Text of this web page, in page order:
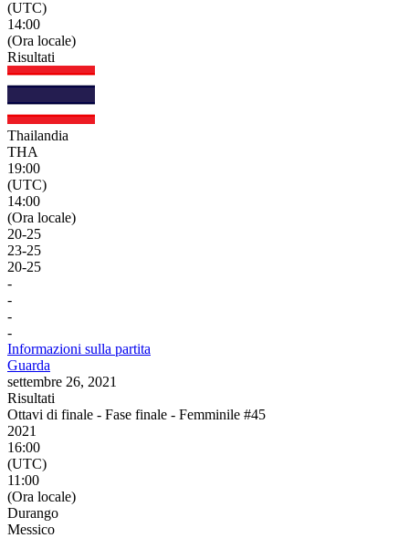
(UTC)
14:00
(Ora locale)
Risultati
Thailandia
THA
19:00
(UTC)
14:00
(Ora locale)
20-25
23-25
20-25
-
-
-
-
Informazioni sulla partita
Guarda
settembre 26, 2021
Risultati
Ottavi di finale - Fase finale - Femminile #45
2021
16:00
(UTC)
11:00
(Ora locale)
Durango
Messico